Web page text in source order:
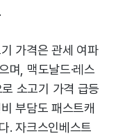
가격은 관세 여파
며, 맥도날드·레스
소고기 가격 급등
부담도 패스트캐
. 자크스인베스트